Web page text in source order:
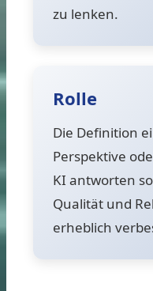
zu lenken.
Rolle
Die Definition
Perspektive
KI antworten
Qualität und
erheblich